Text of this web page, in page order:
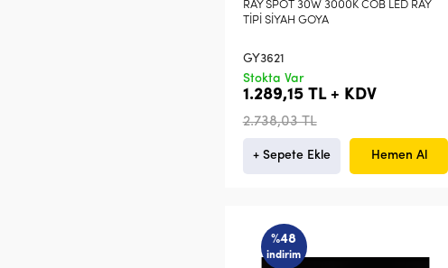
RAY SPOT 30W 3000K COB LED RAY
TİPİ SİYAH GOYA
GY3621
Stokta Var
1.289,15 TL + KDV
2.738,03 TL
+ Sepete Ekle Hemen Al
%48
indirim